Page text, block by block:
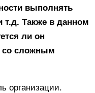
выполнять
т.д. Также в данном
ли он
со сложным
организации.